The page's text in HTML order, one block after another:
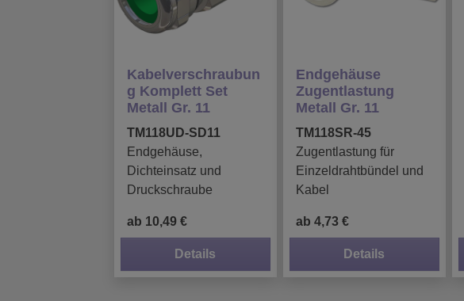
Kabelverschraubun
g Komplett Set
Metall Gr. 11
TM118UD-SD11
Endgehäuse,
Dichteinsatz und
Druckschraube
ab 10,49 €
Details
Endgehäuse
Zugentlastung
Metall Gr. 11
TM118SR-45
Zugentlastung für
Einzeldrahtbündel und
Kabel
ab 4,73 €
Details